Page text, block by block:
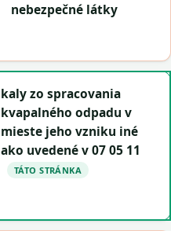
nebezpečné látky
kaly zo spracovania
kvapalného odpadu v
mieste jeho vzniku iné
ako uvedené v 07 05 11
TÁTO STRÁNKA